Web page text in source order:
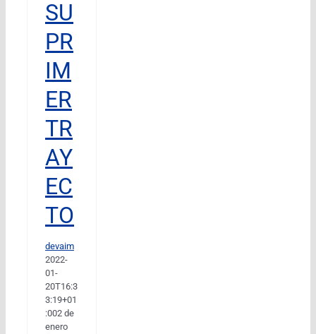
SU
PR
IM
ER
TR
AY
EC
TO
devaim
2022-
01-
20T16:3
3:19+01
:002 de
enero